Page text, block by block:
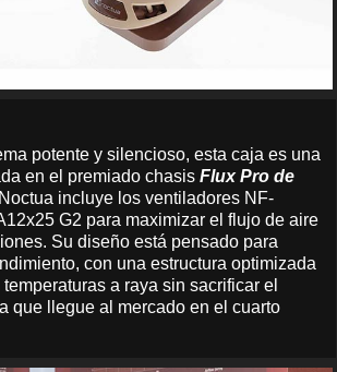
potente y silencioso, esta caja es una
en el premiado chasis Flux Pro de
incluye los ventiladores NF-
G2 para maximizar el flujo de aire
Su diseño está pensado para
con una estructura optimizada
a raya sin sacrificar el
que llegue al mercado en el cuarto